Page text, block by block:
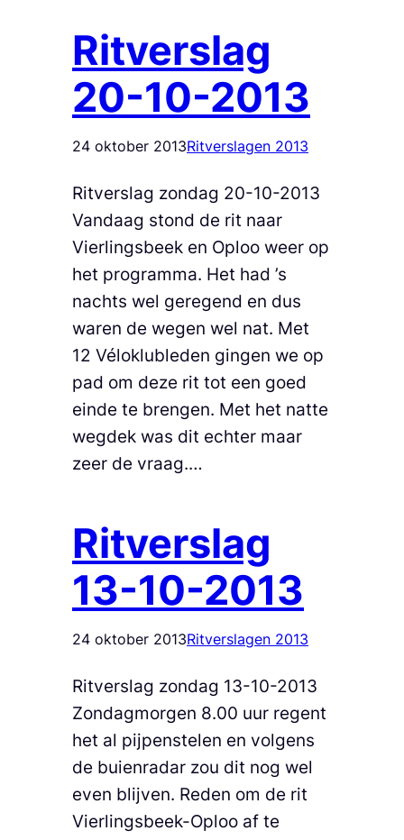
Ritverslag
20-10-2013
24 oktober 2013Ritverslagen 2013
Ritverslag zondag 20-10-2013
Vandaag stond de rit naar
Vierlingsbeek en Oploo weer op
het programma. Het had ’s
nachts wel geregend en dus
waren de wegen wel nat. Met
12 Véloklubleden gingen we op
pad om deze rit tot een goed
einde te brengen. Met het natte
wegdek was dit echter maar
zeer de vraag.…
Ritverslag
13-10-2013
24 oktober 2013Ritverslagen 2013
Ritverslag zondag 13-10-2013
Zondagmorgen 8.00 uur regent
het al pijpenstelen en volgens
de buienradar zou dit nog wel
even blijven. Reden om de rit
Vierlingsbeek-Oploo af te